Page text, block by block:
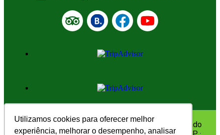
Utilizamos cookies para oferecer melhor
experiência, melhorar o desempenho, analisar
Rua Gerôncio Bento Pereira, 278 (antigo Av. Deputado